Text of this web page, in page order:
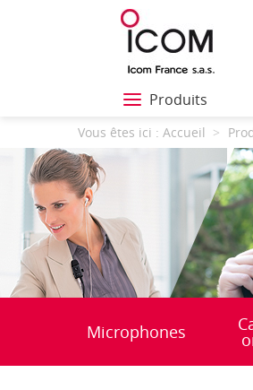
Produits
Vous êtes ici : Accueil
Microphones